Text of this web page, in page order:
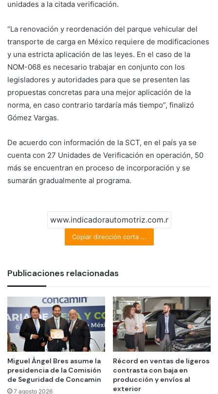
unidades a la citada verificación.
“La renovación y reordenación del parque vehicular del
transporte de carga en México requiere de modificaciones
y una estricta aplicación de las leyes. En el caso de la
NOM-068 es necesario trabajar en conjunto con los
legisladores y autoridades para que se presenten las
propuestas concretas para una mejor aplicación de la
norma, en caso contrario tardaría más tiempo”, finalizó
Gómez Vargas.
De acuerdo con información de la SCT, en el país ya se
cuenta con 27 Unidades de Verificación en operación, 50
más se encuentran en proceso de incorporación y se
sumarán gradualmente al programa.
Copiar dirección corta ...
Publicaciones relacionadas
Miguel Ángel Bres asume la
presidencia de la Comisión
de Seguridad de Concamin
7 agosto 2026
Récord en ventas de ligeros
contrasta con baja en
producción y envíos al
exterior